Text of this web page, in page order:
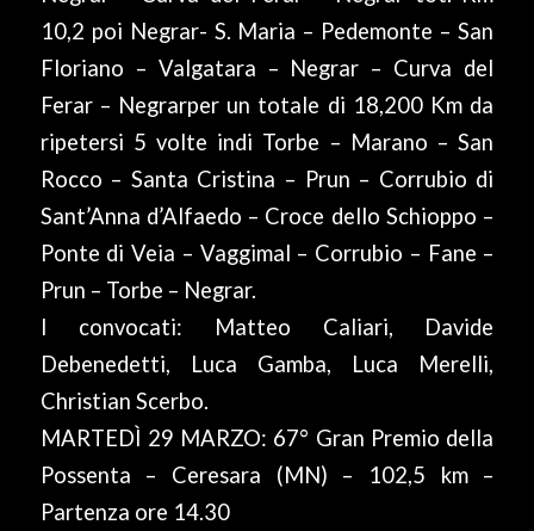
10,2 poi Negrar- S. Maria – Pedemonte – San
Floriano – Valgatara – Negrar – Curva del
Ferar – Negrarper un totale di 18,200 Km da
ripe­tersi 5 volte indi Torbe – Marano – San
Rocco – Santa Cristina – Prun – Corrubio di
Sant’Anna d’Alfaedo – Croce dello Schioppo –
Ponte di Veia – Vaggimal – Corrubio – Fane –
Prun – Torbe – Negrar.
I convocati: Matteo Caliari, Davide
Debenedetti, Luca Gamba, Luca Merelli,
Christian Scerbo.
MARTEDÌ 29 MARZO: 67° Gran Premio della
Possenta – Ceresara (MN) – 102,5 km –
Partenza ore 14.30